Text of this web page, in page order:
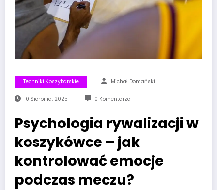
Techniki Koszykarskie Michał Domański
10 Sierpnia, 2025 0 Komentarze
Psychologia rywalizacji w
koszykówce – jak
kontrolować emocje
podczas meczu?